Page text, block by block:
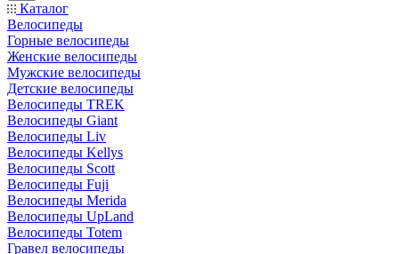
Каталог
Велосипеды
Горные велосипеды
Женские велосипеды
Мужские велосипеды
Детские велосипеды
Велосипеды TREK
Велосипеды Giant
Велосипеды Liv
Велосипеды Kellys
Велосипеды Scott
Велосипеды Fuji
Велосипеды Merida
Велосипеды UpLand
Велосипеды Totem
Гравел велосипеды